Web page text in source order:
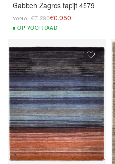
Gabbeh Zagros tapijt 4579
VANAF€7.290€6.950
OP VOORRAAD